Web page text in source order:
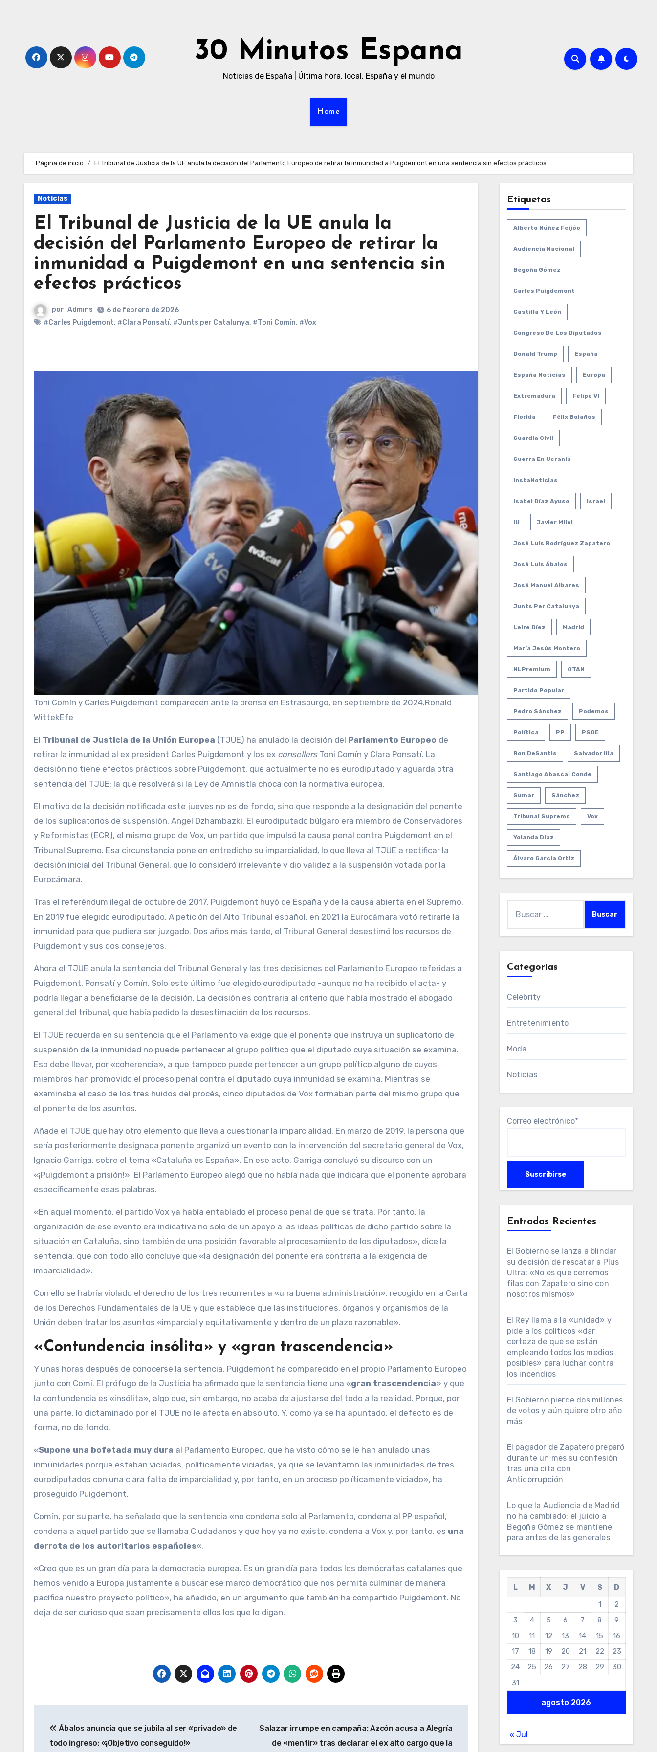
30 Minutos Espana
Noticias de España | Última hora, local, España y el mundo
Home
Página de inicio El Tribunal de Justicia de la UE anula la decisión del Parlamento Europeo de retirar la inmunidad a Puigdemont en una sentencia sin efectos prácticos
Noticias
El Tribunal de Justicia de la UE anula la
decisión del Parlamento Europeo de retirar la
inmunidad a Puigdemont en una sentencia sin
efectos prácticos
por Admins
6 de febrero de 2026
#Carles Puigdemont, #Clara Ponsatí, #Junts per Catalunya, #Toni Comín, #Vox
Toni Comín y Carles Puigdemont comparecen ante la prensa en Estrasburgo, en septiembre de 2024.Ronald
WittekEfe
El Tribunal de Justicia de la Unión Europea (TJUE) ha anulado la decisión del Parlamento Europeo de
retirar la inmunidad al ex president Carles Puigdemont y los ex consellers Toni Comín y Clara Ponsatí. La
decisión no tiene efectos prácticos sobre Puigdemont, que actualmente no es eurodiputado y aguarda otra
sentencia del TJUE: la que resolverá si la Ley de Amnistía choca con la normativa europea.
El motivo de la decisión notificada este jueves no es de fondo, sino que responde a la designación del ponente
de los suplicatorios de suspensión, Angel Dzhambazki. El eurodiputado búlgaro era miembro de Conservadores
y Reformistas (ECR), el mismo grupo de Vox, un partido que impulsó la causa penal contra Puigdemont en el
Tribunal Supremo. Esa circunstancia pone en entredicho su imparcialidad, lo que lleva al TJUE a rectificar la
decisión inicial del Tribunal General, que lo consideró irrelevante y dio validez a la suspensión votada por la
Eurocámara.
Tras el referéndum ilegal de octubre de 2017, Puigdemont huyó de España y de la causa abierta en el Supremo.
En 2019 fue elegido eurodiputado. A petición del Alto Tribunal español, en 2021 la Eurocámara votó retirarle la
inmunidad para que pudiera ser juzgado. Dos años más tarde, el Tribunal General desestimó los recursos de
Puigdemont y sus dos consejeros.
Ahora el TJUE anula la sentencia del Tribunal General y las tres decisiones del Parlamento Europeo referidas a
Puigdemont, Ponsatí y Comín. Solo este último fue elegido eurodiputado -aunque no ha recibido el acta- y
podría llegar a beneficiarse de la decisión. La decisión es contraria al criterio que había mostrado el abogado
general del tribunal, que había pedido la desestimación de los recursos.
El TJUE recuerda en su sentencia que el Parlamento ya exige que el ponente que instruya un suplicatorio de
suspensión de la inmunidad no puede pertenecer al grupo político que el diputado cuya situación se examina.
Eso debe llevar, por «coherencia», a que tampoco puede pertenecer a un grupo político alguno de cuyos
miembros han promovido el proceso penal contra el diputado cuya inmunidad se examina. Mientras se
examinaba el caso de los tres huidos del procés, cinco diputados de Vox formaban parte del mismo grupo que
el ponente de los asuntos.
Añade el TJUE que hay otro elemento que lleva a cuestionar la imparcialidad. En marzo de 2019, la persona que
sería posteriormente designada ponente organizó un evento con la intervención del secretario general de Vox,
Ignacio Garriga, sobre el tema «Cataluña es España». En ese acto, Garriga concluyó su discurso con un
«¡Puigdemont a prisión!». El Parlamento Europeo alegó que no había nada que indicara que el ponente aprobara
específicamente esas palabras.
«En aquel momento, el partido Vox ya había entablado el proceso penal de que se trata. Por tanto, la
organización de ese evento era indicativa no solo de un apoyo a las ideas políticas de dicho partido sobre la
situación en Cataluña, sino también de una posición favorable al procesamiento de los diputados», dice la
sentencia, que con todo ello concluye que «la designación del ponente era contraria a la exigencia de
imparcialidad».
Con ello se habría violado el derecho de los tres recurrentes a «una buena administración», recogido en la Carta
de los Derechos Fundamentales de la UE y que establece que las instituciones, órganos y organismos de la
Unión deben tratar los asuntos «imparcial y equitativamente y dentro de un plazo razonable».
«Contundencia insólita» y «gran trascendencia»
Y unas horas después de conocerse la sentencia, Puigdemont ha comparecido en el propio Parlamento Europeo
junto con Comí. El prófugo de la Justicia ha afirmado que la sentencia tiene una «gran trascendencia» y que
la contundencia es «insólita», algo que, sin embargo, no acaba de ajustarse del todo a la realidad. Porque, por
una parte, lo dictaminado por el TJUE no le afecta en absoluto. Y, como ya se ha apuntado, el defecto es de
forma, no de fondo.
«Supone una bofetada muy dura al Parlamento Europeo, que ha visto cómo se le han anulado unas
inmunidades porque estaban viciadas, políticamente viciadas, ya que se levantaron las inmunidades de tres
eurodiputados con una clara falta de imparcialidad y, por tanto, en un proceso políticamente viciado», ha
proseguido Puigdemont.
Comín, por su parte, ha señalado que la sentencia «no condena solo al Parlamento, condena al PP español,
condena a aquel partido que se llamaba Ciudadanos y que hoy ya no existe, condena a Vox y, por tanto, es una
derrota de los autoritarios españoles«.
«Creo que es un gran día para la democracia europea. Es un gran día para todos los demócratas catalanes que
hemos venido a Europa justamente a buscar ese marco democrático que nos permita culminar de manera
pacífica nuestro proyecto político», ha añadido, en un argumento que también ha compartido Puigdemont. No
deja de ser curioso que sean precisamente ellos los que lo digan.
de
Ábalos anuncia que se jubila al ser «privado» de
todo ingreso: «¡Objetivo conseguido!»
Salazar irrumpe en campaña: Azcón acusa a Alegría
de «mentir» tras declarar el ex alto cargo que la
Etiquetas
Alberto Núñez Feijóo
Audiencia Nacional
Begoña Gómez
Carles Puigdemont
Castilla Y León
Congreso De Los Diputados
Donald Trump España
España Noticias Europa
Extremadura Felipe VI
Florida Félix Bolaños
Guardia Civil
Guerra En Ucrania
InstaNoticias
Isabel Díaz Ayuso Israel
IU Javier Milei
José Luis Rodríguez Zapatero
José Luis Ábalos
José Manuel Albares
Junts Per Catalunya
Leire Díez Madrid
María Jesús Montero
NLPremium OTAN
Partido Popular
Pedro Sánchez Podemos
Política PP PSOE
Ron DeSantis Salvador Illa
Santiago Abascal Conde
Sumar Sánchez
Tribunal Supremo Vox
Yolanda Díaz
Álvaro García Ortiz
Categorías
Celebrity
Entretenimiento
Moda
Noticias
Correo electrónico*
Entradas Recientes
El Gobierno se lanza a blindar
su decisión de rescatar a Plus
Ultra: «No es que cerremos
filas con Zapatero sino con
nosotros mismos»
El Rey llama a la «unidad» y
pide a los políticos «dar
certeza de que se están
empleando todos los medios
posibles» para luchar contra
los incendios
El Gobierno pierde dos millones
de votos y aún quiere otro año
más
El pagador de Zapatero preparó
durante un mes su confesión
tras una cita con
Anticorrupción
Lo que la Audiencia de Madrid
no ha cambiado: el juicio a
Begoña Gómez se mantiene
para antes de las generales
agosto 2026
L M X J V S
D
1
2
3
4 5 6 7 8
9
10
11 12 13 14 15
16
17
18 19 20 21 22
23
24
25 26 27 28 29
30
31
« Jul